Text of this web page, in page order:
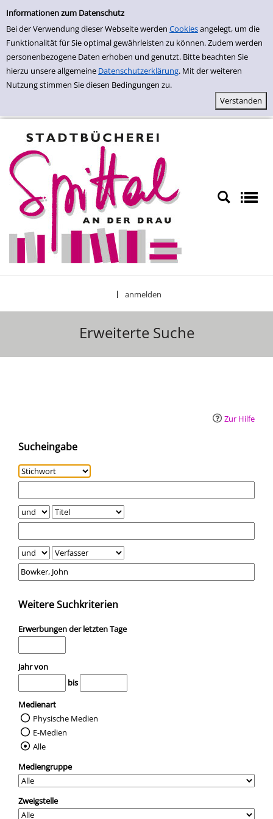
Erweiterte Suche
Informationen zum Datenschutz
Bei der Verwendung dieser Webseite werden Cookiesangelegt, um die
Funktionalität für Sie optimal gewährleisten zu können. Zudem werden
personenbezogene Daten erhoben und genutzt. Bitte beachten Sie
hierzu unsere allgemeine Datenschutzerklärung. Mit der weiteren
Nutzung stimmen Sie diesen Bedingungen zu.
Zur erweiterten Suche springen
anmelden
Erweiterte Suche
Zur Hilfe
Sucheingabe
Weitere Suchkriterien
Erwerbungen der letzten Tage
Jahr von
bis
Medienart
Physische Medien
E-Medien
Alle
Mediengruppe
Zweigstelle